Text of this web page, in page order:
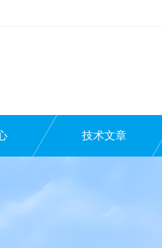
技术文章